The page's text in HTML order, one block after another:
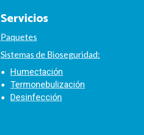
Servicios
Paquetes
Sistemas de Bioseguridad:
Humectación
Termonebulización
Desinfección